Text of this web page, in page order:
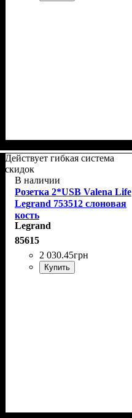
Действует гибкая система
скидок
В наличии
Розетка 2*USB Valena Life
Legrand 753512 слоновая
кость
Legrand
85615
2 030.45грн
Купить